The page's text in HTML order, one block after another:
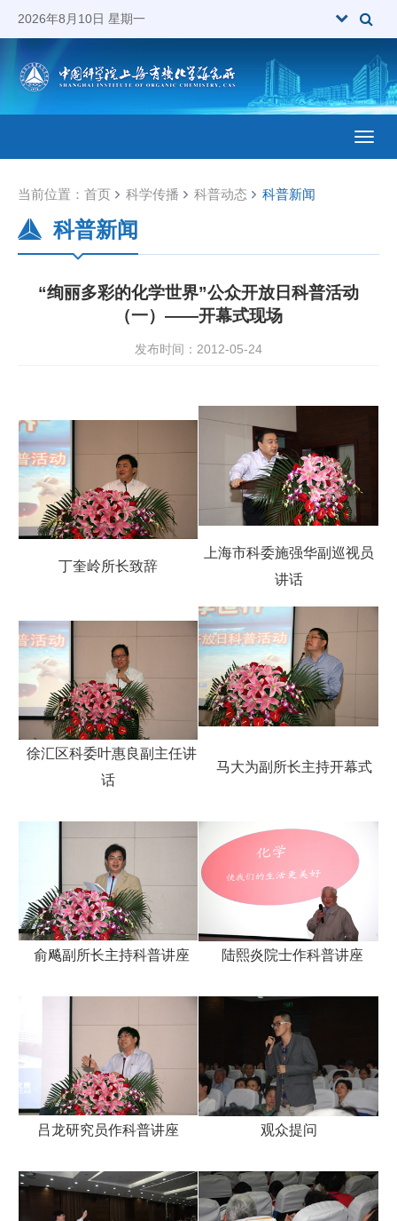
2026年8月10日 星期一
当前位置： 首页 科学传播 科普动态 科普新闻
科普新闻
“绚丽多彩的化学世界”公众开放日科普活动
（一）——开幕式现场
发布时间：2012-05-24
丁奎岭所长致辞
上海市科委施强华副巡视员
讲话
徐汇区科委叶惠良副主任讲
话
马大为副所长主持开幕式
俞飚副所长主持科普讲座 陆熙炎院士作科普讲座
吕龙研究员作科普讲座 观众提问